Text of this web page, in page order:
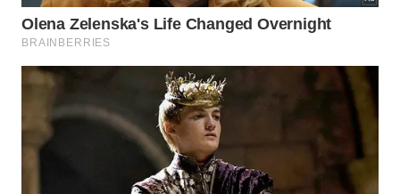
Os técnicos precisam desenvolver métodos
eficientes para separar, armazenar e transportar o
econômica futura dependerá de novos
mapeamentos profundos, licenciamentos
governamentais rigorosos e estudos detalhados
sobre os
custos reais.
Decadal record of continental H2